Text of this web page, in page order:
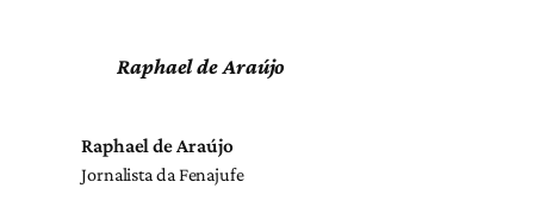
Raphael de Araújo
Raphael de Araújo
Jornalista da Fenajufe